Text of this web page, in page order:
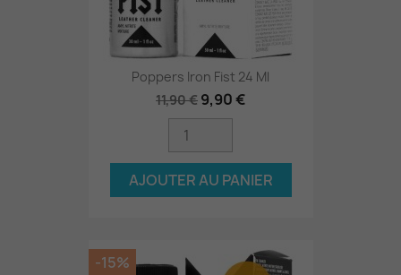
Poppers Iron Fist 24 Ml
11,90 € 9,90 €
AJOUTER AU PANIER
-15%